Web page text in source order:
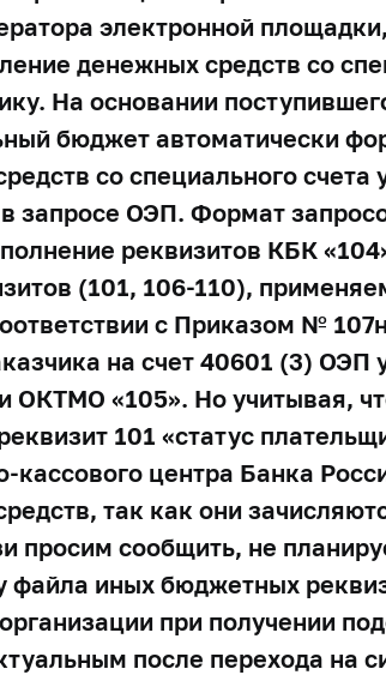
электронной
денежных средств со
На основании
бюджет автоматически
со специального счета
запросе ОЭП. Формат
реквизитов КБК
(101, 106-110),
с Приказом №
на счет 40601 (3)
ОКТМО «105». Но учитывая,
101 «статус
кассового центра Банка
так как они
просим сообщить, не
файла иных бюджетных
при получении
после перехода на